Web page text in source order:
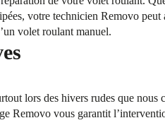
votre technicien Removo peut
volet roulant manuel.
lors des hivers rudes que nous
Removo vous garantit